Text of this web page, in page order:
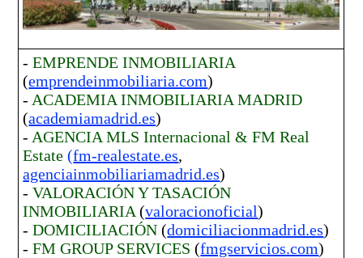
-EMPRENDE INMOBILIARIA
(emprendeinmobiliaria.com)
- ACADEMIA INMOBILIARIA MADRID
(academiamadrid.es)
- AGENCIA MLS Internacional & FM Real
Estate (fm-realestate.es,
agenciainmobiliariamadrid.es)
-VALORACIÓN Y TASACIÓN
INMOBILIARIA (valoracionoficial)
-DOMICILIACIÓN (domiciliacionmadrid.es)
-FM GROUP SERVICES (fmgservicios.com)